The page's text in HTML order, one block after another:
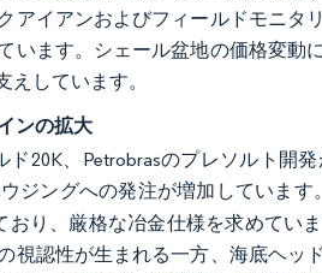
アイアンおよびフィールドモニタ
います。シェール盆地の価格変動
しています。
ンの拡大
20K、Petrobrasのプレソルト開
ジングへの発注が増加しています。
り、厳格な冶金仕様を求めてい
視認性が生まれる一方、海底ヘッ